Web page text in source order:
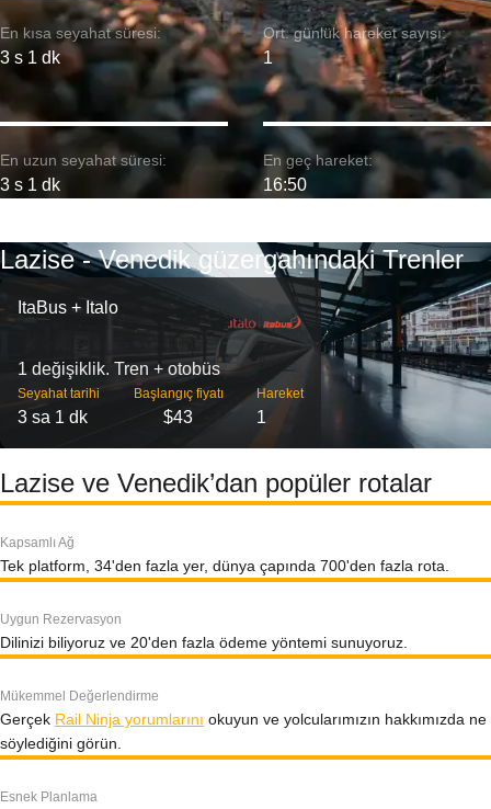
En kısa seyahat süresi:
3 s 1 dk
En uzun seyahat süresi:
3 s 1 dk
Ort. günlük hareket sayısı:
1
En geç hareket:
16:50
Lazise - Venedik güzergahındaki Trenler
ItaBus + Italo
1 değişiklik. Tren + otobüs
Seyahat tarihi
3 sa 1 dk
Başlangıç ​​fiyatı
$43
Hareket
1
Lazise ve Venedik’dan popüler rotalar
Kapsamlı Ağ
Tek platform, 34'den fazla yer, dünya çapında 700'den fazla rota.
Uygun Rezervasyon
Dilinizi biliyoruz ve 20'den fazla ödeme yöntemi sunuyoruz.
Mükemmel Değerlendirme
Gerçek Rail Ninja yorumlarını okuyun ve yolcularımızın hakkımızda ne
söylediğini görün.
Esnek Planlama